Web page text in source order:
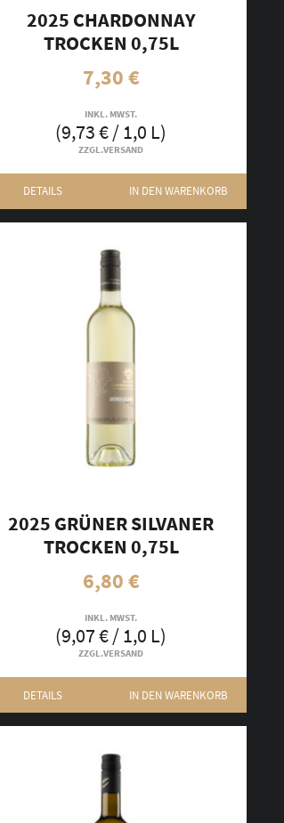
2025 CHARDONNAY
TROCKEN 0,75L
7,30€
INKL. MWST.
(9,73€/ 1,0 L)
ZZGL.VERSAND
DETAILS IN DEN WARENKORB
2025 GRÜNER SILVANER
TROCKEN 0,75L
6,80€
INKL. MWST.
(9,07€/ 1,0 L)
ZZGL.VERSAND
DETAILS IN DEN WARENKORB